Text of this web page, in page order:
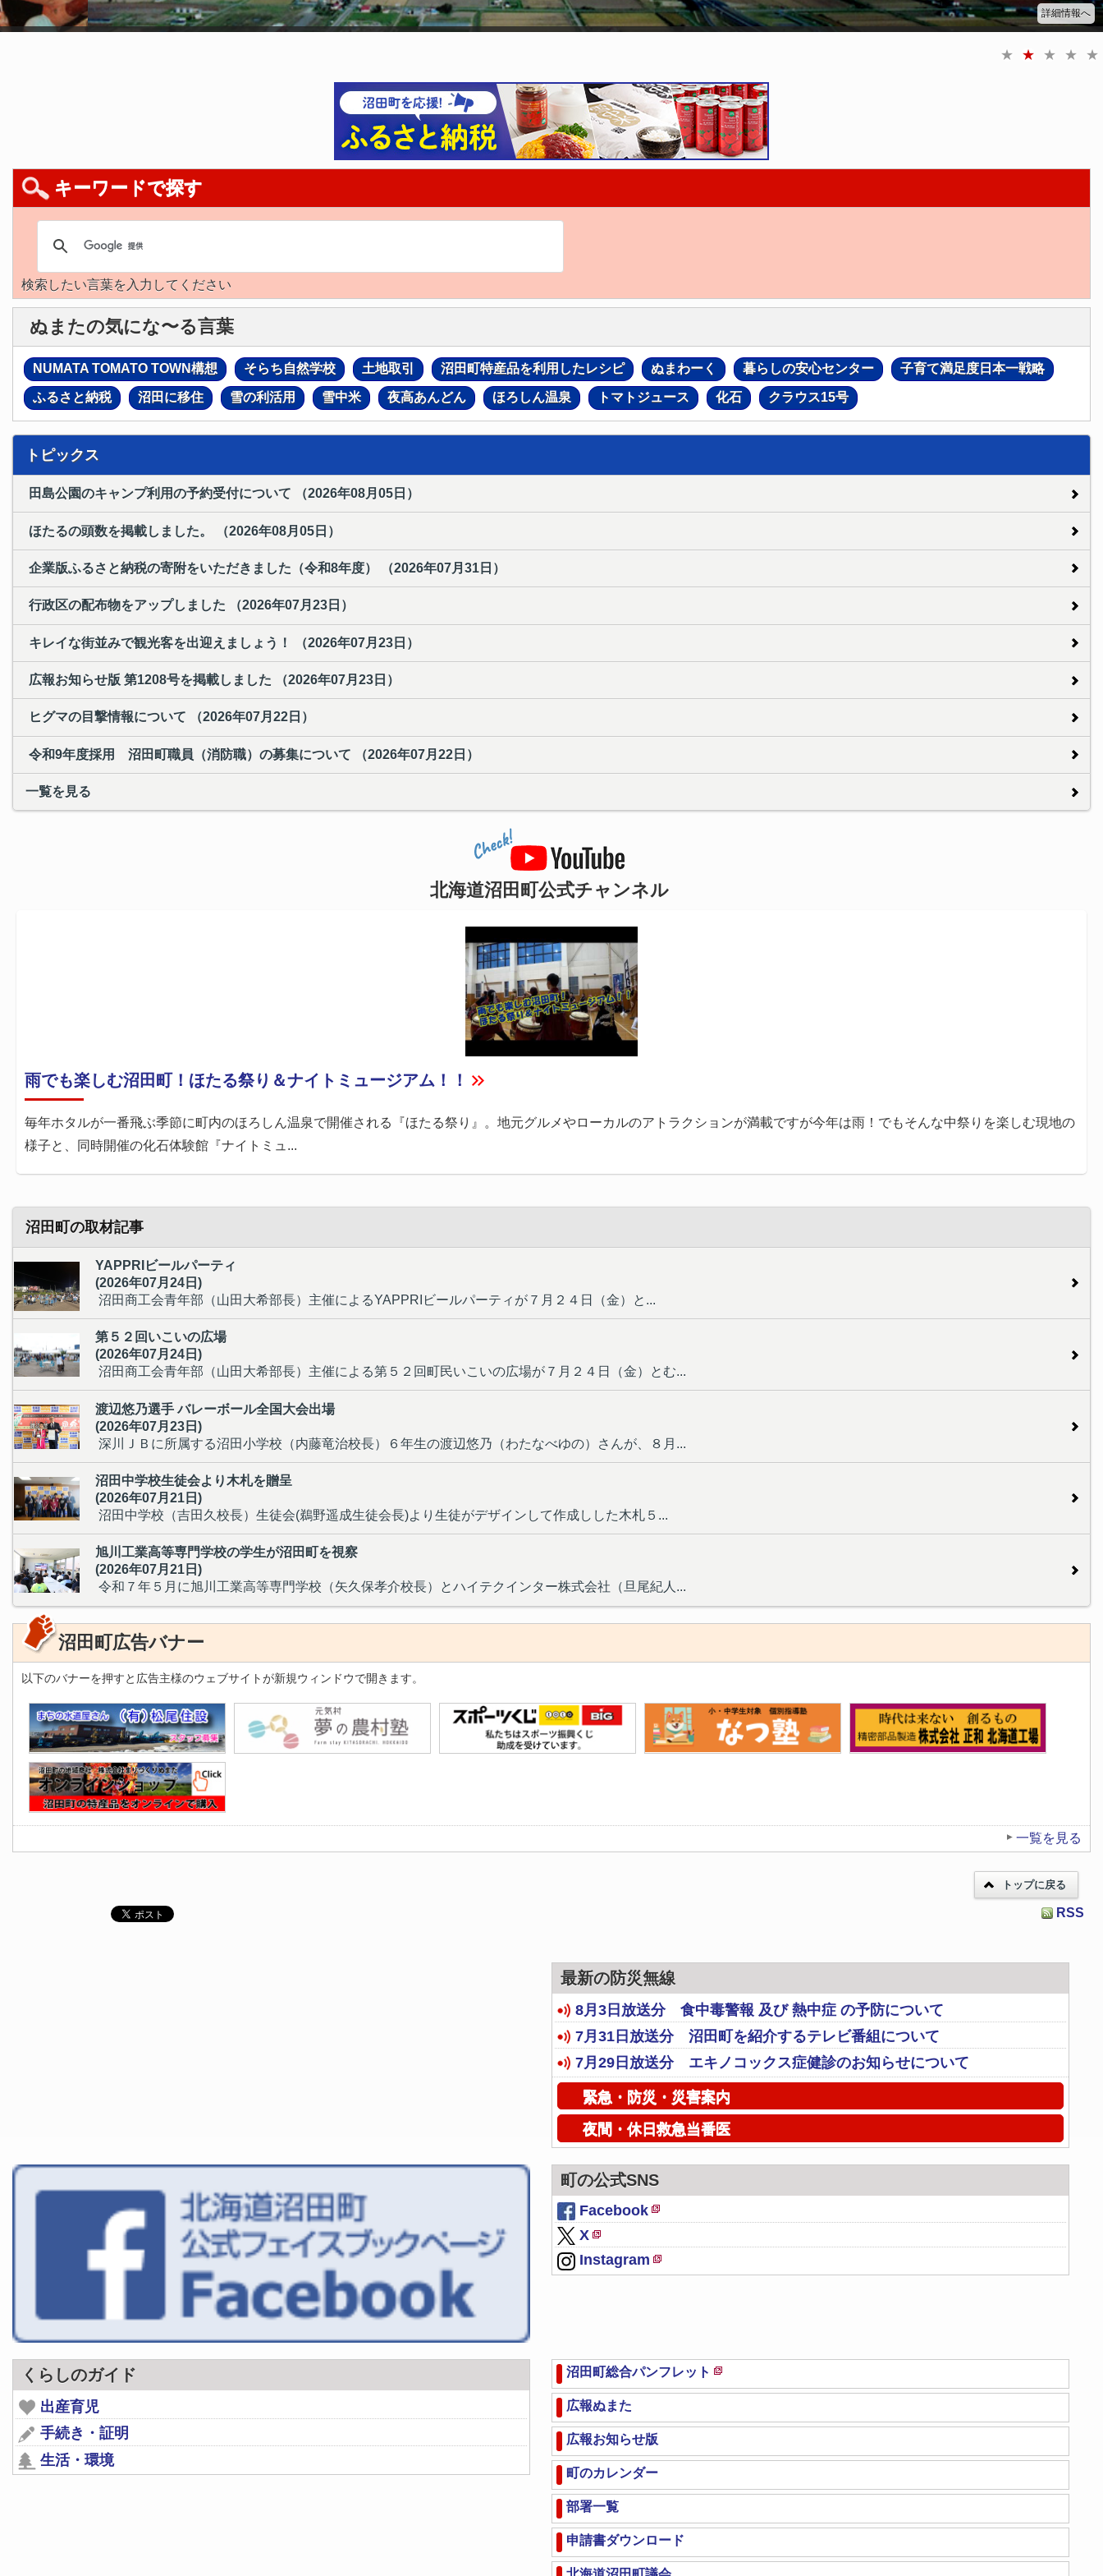
海
道
内
唯
一
ど
詳細情報へ
キーワードで探す
検索したい言葉を入力してください
ぬまたの気にな〜る言葉
NUMATA TOMATO TOWN構想 そらち自然学校 土地取引 沼田町特産品を利用したレシピ ぬまわーく 暮らしの安心センター 子育て満足度日本一戦略
ふるさと納税 沼田に移住 雪の利活用 雪中米 夜高あんどん ほろしん温泉 トマトジュース 化石 クラウス15号
トピックス
田島公園のキャンプ利用の予約受付について （2026年08月05日 ）
ほたるの頭数を掲載しました。 （2026年08月05日 ）
企業版ふるさと納税の寄附をいただきました（令和8年度） （2026年07月31日 ）
行政区の配布物をアップしました （2026年07月23日 ）
キレイな街並みで観光客を出迎えましょう！ （2026年07月23日 ）
広報お知らせ版 第1208号を掲載しました （2026年07月23日 ）
ヒグマの目撃情報について （2026年07月22日 ）
令和9年度採用 沼田町職員（消防職）の募集について （2026年07月22日 ）
一覧を見る
YouTube
北海道沼田町公式チャンネル
雨でも楽しむ沼田町！ほたる祭り＆ナイトミュージアム！！
毎年ホタルが一番飛ぶ季節に町内のほろしん温泉で開催される『ほたる祭り』。地元グルメやローカルのアトラクションが満載ですが今年は雨！でもそんな中祭りを楽しむ現地の
様子と、同時開催の化石体験館『ナイトミュ...
沼田町の取材記事
YAPPRIビールパーティ
(2026年07月24日 )
沼田商工会青年部（山田大希部長）主催によるYAPPRIビールパーティが７月２４日（金）と...
第５２回いこいの広場
(2026年07月24日 )
沼田商工会青年部（山田大希部長）主催による第５２回町民いこいの広場が７月２４日（金）とむ...
渡辺悠乃選手 バレーボール全国大会出場
(2026年07月23日 )
深川ＪＢに所属する沼田小学校（内藤竜治校長）６年生の渡辺悠乃（わたなべゆの）さんが、８月...
沼田中学校生徒会より木札を贈呈
(2026年07月21日 )
沼田中学校（吉田久校長）生徒会(鵜野遥成生徒会長)より生徒がデザインして作成しした木札５...
旭川工業高等専門学校の学生が沼田町を視察
(2026年07月21日 )
令和７年５月に旭川工業高等専門学校（矢久保孝介校長）とハイテクインター株式会社（旦尾紀人...
沼田町広告バナー
以下のバナーを押すと広告主様のウェブサイトが新規ウィンドウで開きます。
一覧を見る
トップに戻る
RSS
最新の防災無線
8月3日放送分 食中毒警報 及び 熱中症 の予防について
7月31日放送分 沼田町を紹介するテレビ番組について
7月29日放送分 エキノコックス症健診のお知らせについて
緊急・防災・災害案内
夜間・休日救急当番医
町の公式SNS
Facebook
新
規
ペ
き
ま
X
新
規
開
き
ま
す
Instagram
新
で
開
ま
す
くらしのガイド
出産育児
手続き・証明
生活・環境
沼田町総合パンフレット
新
ペ
ジ
開
ま
広報ぬまた
広報お知らせ版
町のカレンダー
部署一覧
申請書ダウンロード